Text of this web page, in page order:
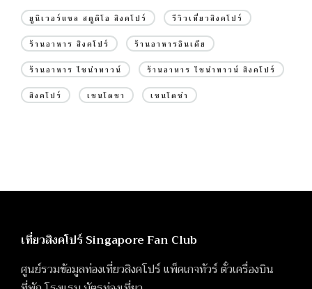
ยูนิเวอร์แซล สตูดิโอ สิงคโปร์ รีวิวเที่ยวสิงคโปร์
ร้านอาหาร สิงคโปร์ ร้านอาหารอินเดีย
ร้านอาหาร ไชน่าทาวน์ ร้านอาหาร ไชน่าทาวน์ สิงคโปร์
สิงคโปร์ เซนโตซา เซนโตซ่า
เที่ยวสิงคโปร์ Singapore Fan Club
ศูนย์รวมข้อมูลท่องเที่ยวสิงคโปร์ แพ็คเกจทัวร์ ตั๋วเครื่องบิน